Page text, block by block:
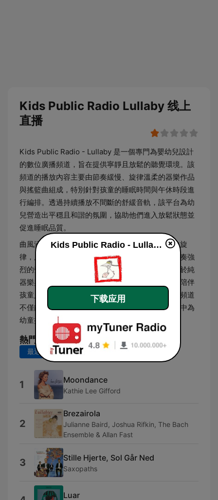
Kids Public Radio Lullaby 线上
直播
Kids Public Radio - Lullaby 是一個專門為嬰幼兒設計
的數位廣播頻道，旨在提供寧靜且放鬆的聽覺環境。該
頻道的播放內容主要由節奏緩慢、旋律溫柔的器樂作品
與搖籃曲組成，特別針對孩童的睡眠時間與午休時段進
行編排。透過持續播放不間斷的舒緩音軌，該平台為幼
兒營造出平穩且和諧的氛圍，協助他們進入放鬆狀態並
促進睡眠品質。
曲風涵蓋了鋼琴獨奏、木吉他編曲以及經典搖籃曲旋
律，所有曲目均經過篩選，確保不包含高分貝或節奏強
烈的聲音元素，以維持一致的安靜聽感。這種專注於純
器樂與柔和聲響的播放格式，適合家長及照護者在陪伴
孩童入睡或進行靜態活動時作為背景音樂使用。該頻道
不僅能幫助建立穩定的就寢儀式，也能在日常生活中為
幼童提供一個低干擾且具備安撫效果的聲學空間。
熱門歌曲
最近 7 天 最近 30 天
1 Moondance
Kathie Lee Gifford
2
Brezairola
Julianne Baird, Joshua Rifkin, The Bach
Ensemble & Allan Fast
3 Stille Hjerte, Sol Går Ned
Saxopaths
Luar
Kids Public Radio - Lullaby live
下载应用